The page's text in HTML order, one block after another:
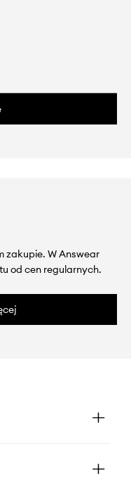
zakupie. W Answear
od cen regularnych.